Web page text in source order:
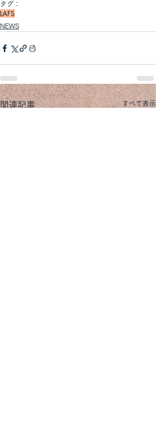
タグ：
LAFS
NEWS
関連記事 すべて表示